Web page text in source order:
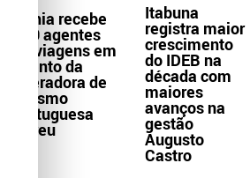
Bahia recebe
300 agentes
de viagens em
evento da
operadora de
turismo
portuguesa
Abreu
Itabuna
registra maior
crescimento
do IDEB na
década com
maiores
avanços na
gestão
Augusto
Castro